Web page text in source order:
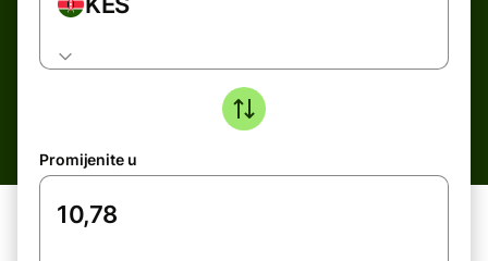
Promijenite u